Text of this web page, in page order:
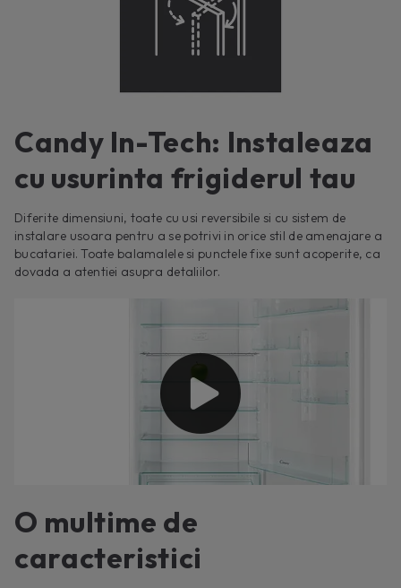
Candy In-Tech: Instaleaza
cu usurinta frigiderul tau
Diferite dimensiuni, toate cu usi reversibile si cu sistem de
instalare usoara pentru a se potrivi in orice stil de amenajare a
bucatariei. Toate balamalele si punctele fixe sunt acoperite, ca
dovada a atentiei asupra detaliilor.
O multime de
caracteristici